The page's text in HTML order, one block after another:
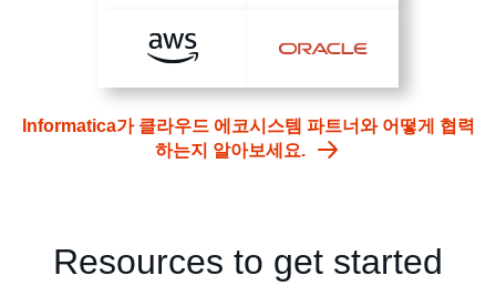
Informatica가 클라우드 에코시스템 파트너와 어떻게 협력
하는지 알아보세요.
Resources to get started